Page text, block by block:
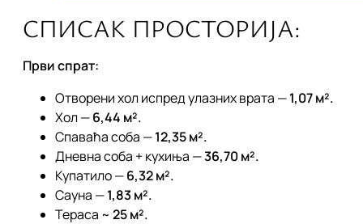
СПИСАК ПРОСТОРИЈА:
Први спрат:
Отворени хол испред улазних врата —1,07 м².
Хол —6,44 м².
Спаваћа соба —12,35 м².
Дневна соба + кухиња —36,70 м².
Купатило —6,32 м².
Сауна —1,83 м².
Тераса ~ 25 м².